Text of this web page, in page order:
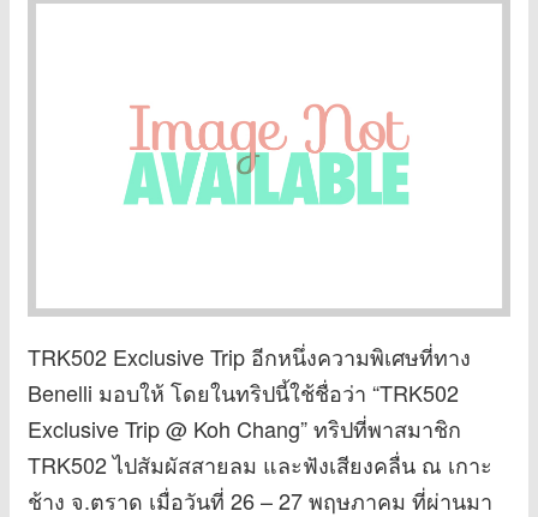
TRK502 Exclusive Trip อีกหนึ่งความพิเศษที่ทาง
Benelli มอบให้ โดยในทริปนี้ใช้ชื่อว่า “TRK502
Exclusive Trip @ Koh Chang” ทริปที่พาสมาชิก
TRK502 ไปสัมผัสสายลม และฟังเสียงคลื่น ณ เกาะ
ช้าง จ.ตราด เมื่อวันที่ 26 – 27 พฤษภาคม ที่ผ่านมา